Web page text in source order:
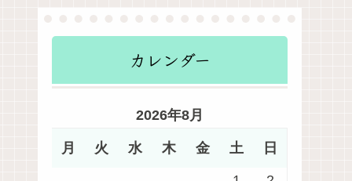
カレンダー
2026年8月
月 火 水 木 金 土 日